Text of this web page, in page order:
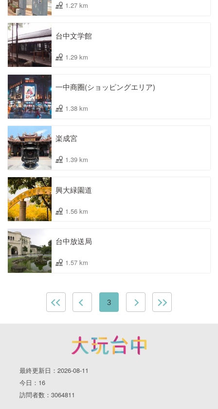
1.27 km
台中文学館
1.29 km
一中商圈(ショッピングエリア)
1.38 km
楽成宮
1.39 km
興大緑園道
1.56 km
台中放送局
1.57 km
3
最終更新日：2026-08-11
今日：16
訪問者数：3064811